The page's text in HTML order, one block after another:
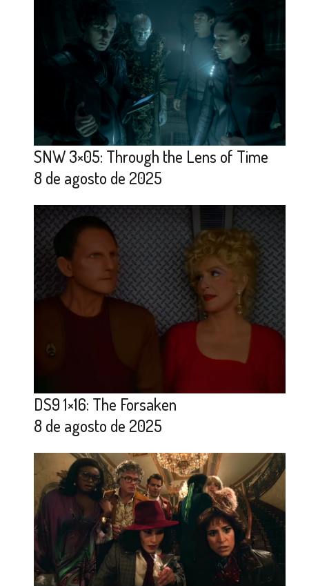
SNW 3×05: Through the Lens of Time
8 de agosto de 2025
DS9 1×16: The Forsaken
8 de agosto de 2025